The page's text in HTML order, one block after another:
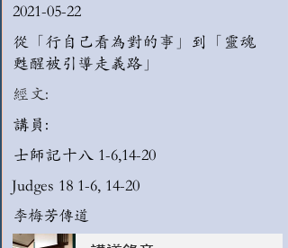
2021-05-22
從「行自己看為對的事」到「靈魂
甦醒被引導走義路」
經文:
講員:
士師記十八 1-6,14-20
Judges 18 1-6, 14-20
李梅芳傳道